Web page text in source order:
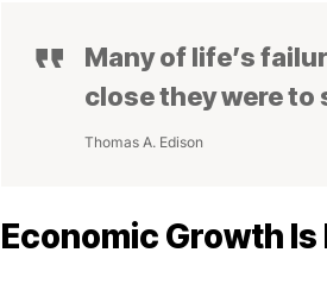
Many of life’s
close they were to
Thomas A. Edison
Economic Growth